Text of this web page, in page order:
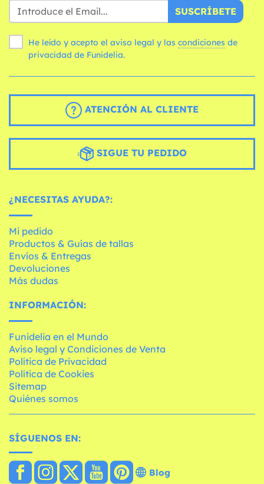
SUSCRÍBETE
He leído y acepto el aviso legal y las condiciones
privacidad de Funidelia.
ATENCIÓN AL CLIENTE
SIGUE TU PEDIDO
¿NECESITAS AYUDA?:
Mi pedido
Productos & Guías de tallas
Envíos & Entregas
Devoluciones
Más dudas
INFORMACIÓN:
Funidelia en el Mundo
Aviso legal y Condiciones de Venta
Política de Privacidad
Política de Cookies
Sitemap
Quiénes somos
SÍGUENOS EN:
Blog